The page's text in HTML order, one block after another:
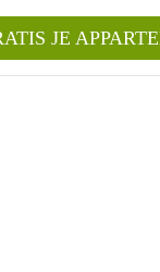
Rotterdam?
JE